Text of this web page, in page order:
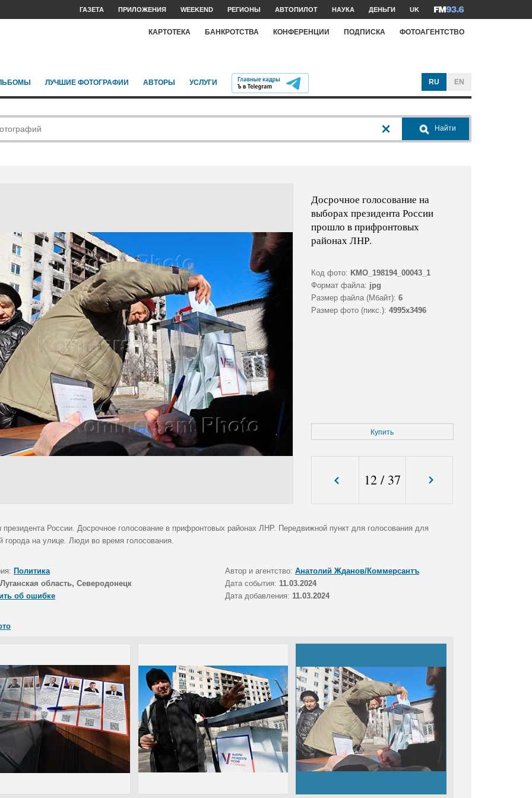
ГАЗЕТА ПРИЛОЖЕНИЯ WEEKEND РЕГИОНЫ АВТОПИЛОТ НАУКА ДЕНЬГИ UK
КАРТОТЕКА БАНКРОТСТВА КОНФЕРЕНЦИИ ПОДПИСКА ФОТОАГЕНТСТВО
ЛУЧШИЕ ФОТОГРАФИИ АВТОРЫ УСЛУГИ RU EN
Найти
Досрочное голосование на
выборах президента России
прошло в прифронтовых
районах ЛНР.
Код фото: KMO_198194_00043_1
Формат файла: jpg
Размер файла (Мбайт): 6
Размер фото (пикс.): 4995x3496
Купить
12/ 37
России. Досрочное голосование в прифронтовых районах ЛНР. Передвижной пункт для голосования для
города на улице. Люди во время голосования.
Политика Автор и агентство: Анатолий Жданов/Коммерсантъ
Луганская область, Северодонецк Дата события: 11.03.2024
об ошибке
Дата добавления: 11.03.2024